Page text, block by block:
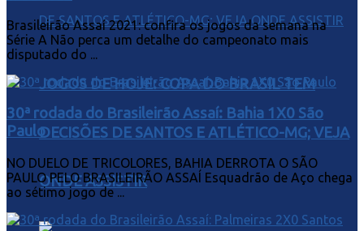
JOGOS DE HOJE: COPA DO BRASIL TEM
DECISÕES DE SANTOS E ATLÉTICO-MG; VEJA
ONDE ASSISTIR
Brasileirão Assaí 2021: confira os jogos da semana na
Série A Não perca um detalhe do campeonato mais
disputado do ...
30ª rodada do Brasileirão Assaí: Bahia 1X0 São
Paulo
NO DUELO DE TRICOLORES, BAHIA DERROTA O SÃO
PAULO PELO BRASILEIRÃO ASSAÍ Esquadrão de Aço chega
ao sétimo jogo de ...